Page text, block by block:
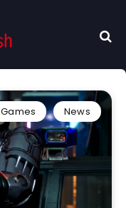
Games News